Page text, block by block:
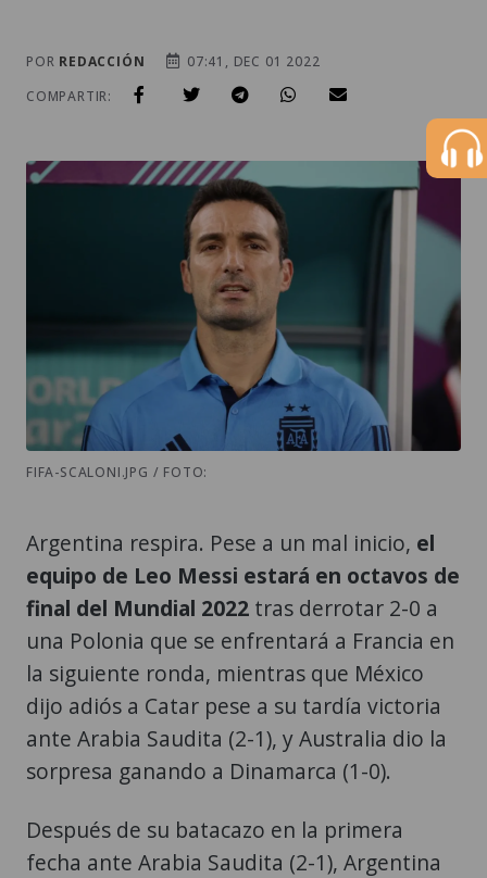
POR REDACCIÓN
07:41, DEC 01 2022
COMPARTIR:
FIFA-SCALONI.JPG / FOTO:
Argentina respira. Pese a un mal inicio, el
equipo de Leo Messi estará en octavos de
final del Mundial 2022 tras derrotar 2-0 a
una Polonia que se enfrentará a Francia en
la siguiente ronda, mientras que México
dijo adiós a Catar pese a su tardía victoria
ante Arabia Saudita (2-1), y Australia dio la
sorpresa ganando a Dinamarca (1-0).
Después de su batacazo en la primera
fecha ante Arabia Saudita (2-1), Argentina